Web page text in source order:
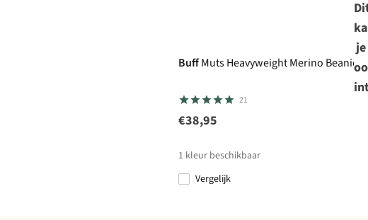
BuffMuts Heavyweight Merino Beanie
21
€38,95
1 kleur beschikbaar
Vergelijk
je